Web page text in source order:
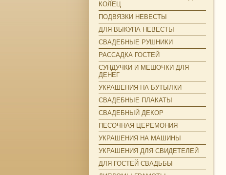
КОЛЕЦ
ПОДВЯЗКИ НЕВЕСТЫ
ДЛЯ ВЫКУПА НЕВЕСТЫ
СВАДЕБНЫЕ РУШНИКИ
РАССАДКА ГОСТЕЙ
СУНДУЧКИ И МЕШОЧКИ ДЛЯ
ДЕНЕГ
УКРАШЕНИЯ НА БУТЫЛКИ
СВАДЕБНЫЕ ПЛАКАТЫ
СВАДЕБНЫЙ ДЕКОР
ПЕСОЧНАЯ ЦЕРЕМОНИЯ
УКРАШЕНИЯ НА МАШИНЫ
УКРАШЕНИЯ ДЛЯ СВИДЕТЕЛЕЙ
ДЛЯ ГОСТЕЙ СВАДЬБЫ